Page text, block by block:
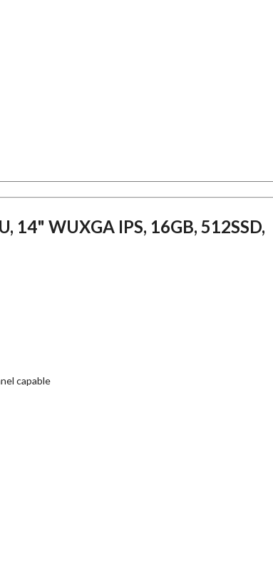
WUXGA IPS, 16GB, 512SSD,
capable